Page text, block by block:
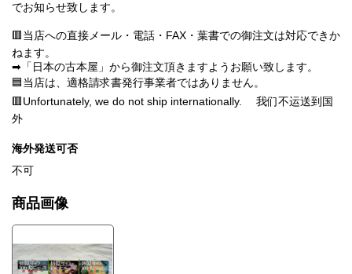
でお知らせ致します。
🟥当店への直接メール・電話・FAX・葉書での御注文は対応できか
ねます。
➡「日本の古本屋」から御注文頂きますようお願い致します。
🟦当店は、適格請求書発行事業者ではありません。
🟥Unfortunately, we do not ship internationally. 我们不运送到国
外
海外発送可否
不可
商品画像